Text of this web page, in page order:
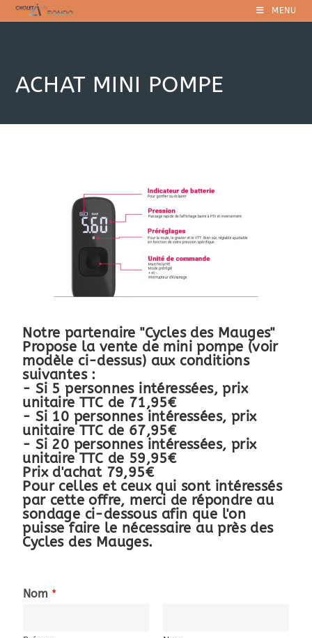
MENU
ACHAT MINI POMPE
Notre partenaire "Cycles des Mauges"
Propose la vente de mini pompe (voir
modèle ci-dessus) aux conditions
suivantes :
- Si 5 personnes intéressées, prix
unitaire TTC de 71,95€
- Si 10 personnes intéressées, prix
unitaire TTC de 67,95€
- Si 20 personnes intéressées, prix
unitaire TTC de 59,95€
Prix d'achat 79,95€
Pour celles et ceux qui sont intéressés
par cette offre, merci de répondre au
sondage ci-dessous afin que l'on
puisse faire le nécessaire au près des
Cycles des Mauges.
m
i
Nom *